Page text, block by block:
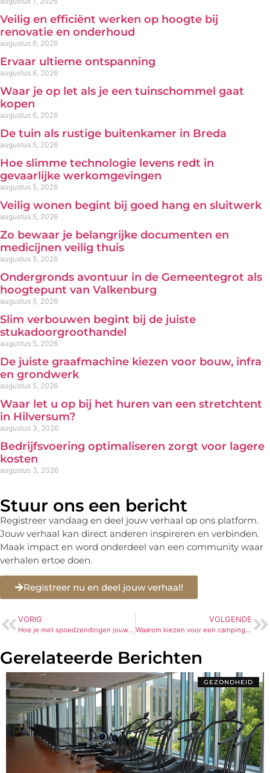
Veilig en efficiënt werken op hoogte bij
renovatie en onderhoud
augustus 6, 2026
Ervaar ultieme ontspanning
augustus 6, 2026
Waar je op let als je een tuinschommel gaat
kopen
augustus 6, 2026
De tuin als rustige buitenkamer in Breda
augustus 5, 2026
Hoe slimme technologie levens redt in
gevaarlijke werkomgevingen
augustus 5, 2026
Veilig wonen begint bij goed hang en sluitwerk
augustus 5, 2026
Zo bewaar je belangrijke documenten en
medicijnen veilig thuis
augustus 5, 2026
Ondergronds avontuur in de Gemeentegrot als
hoogtepunt van Valkenburg
augustus 5, 2026
Slim verbouwen begint bij de juiste
stukadoorgroothandel
augustus 5, 2026
De juiste graafmachine kiezen voor bouw, infra
en grondwerk
augustus 5, 2026
Waar let u op bij het huren van een stretchtent
in Hilversum?
augustus 3, 2026
Bedrijfsvoering optimaliseren zorgt voor lagere
kosten
augustus 3, 2026
Stuur ons een bericht
Registreer vandaag en deel jouw verhaal op ons platform.
Jouw verhaal kan direct anderen inspireren en verbinden.
Maak impact en word onderdeel van een community waar
verhalen ertoe doen.
Registreer nu en deel jouw verhaal!
VORIG
Hoe je met spoedzendingen jouw zakelijke processen kunt optimaliseren
VOLGENDE
Waarom kiezen voor een camping aan of bij het water?
Gerelateerde Berichten
GEZONDHEID